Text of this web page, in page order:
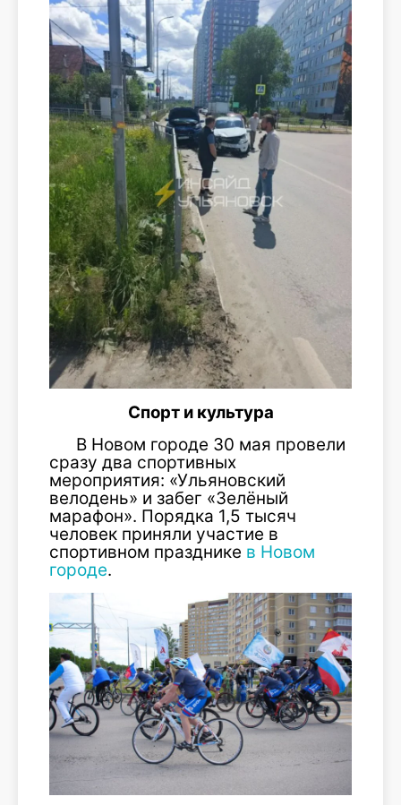
Спорт и культура
В Новом городе 30 мая провели
сразу два спортивных
мероприятия: «Ульяновский
велодень» и забег «Зелёный
марафон». Порядка 1,5 тысяч
человек приняли участие в
спортивном празднике в Новом
городе.